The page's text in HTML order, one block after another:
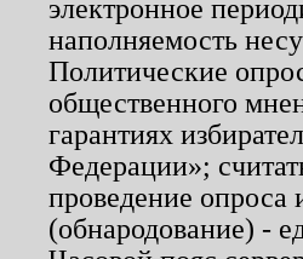
электронное
наполняемость
Политические
общественного
гарантиях
Федерации»;
проведение
(обнародование) -